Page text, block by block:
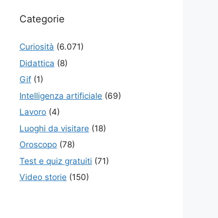
Categorie
Curiosità (6.071)
Didattica (8)
Gif (1)
Intelligenza artificiale (69)
Lavoro (4)
Luoghi da visitare (18)
Oroscopo (78)
Test e quiz gratuiti (71)
Video storie (150)